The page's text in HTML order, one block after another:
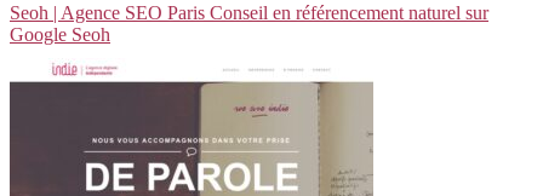
Seoh | Agence SEO Paris Conseil en référen­ce­ment naturel sur
Google Seoh